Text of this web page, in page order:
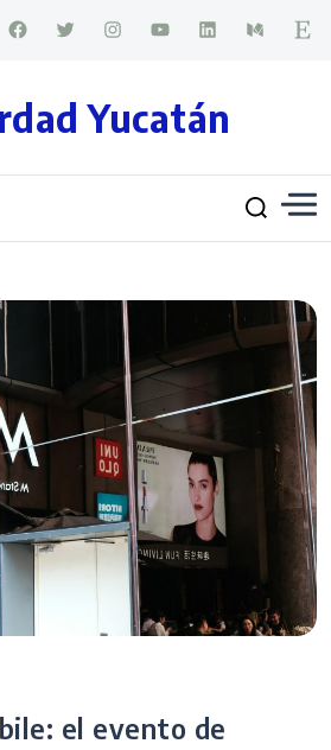
Yucatán
el evento de